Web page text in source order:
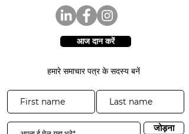
आज दान करें
हमारे समाचार पत्र के सदस्य बनें
जोड़ना